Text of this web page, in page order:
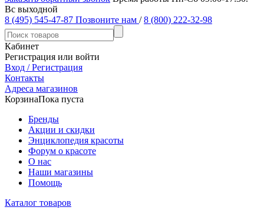
Вс выходной
8 (495) 545-47-87 Позвоните нам / 8 (800) 222-32-98
Кабинет
Регистрация или войти
Вход / Регистрация
Контакты
Адреса магазинов
КорзинаПока пуста
Бренды
Акции и скидки
Энциклопедия красоты
Форум о красоте
О нас
Наши магазины
Помощь
Каталог товаров